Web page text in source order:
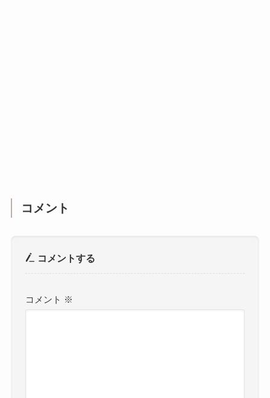
コメント
コメントする
コメント ※